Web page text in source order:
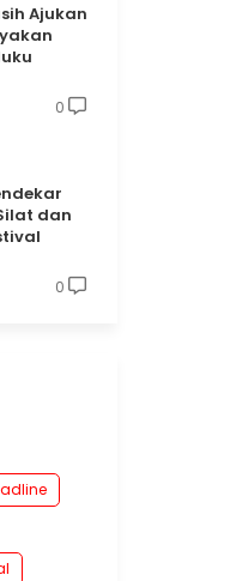
Ajukan
0
dan
0